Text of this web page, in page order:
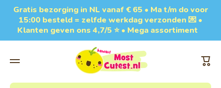
Doorgaan naar artikel
Gratis bezorging in NL vanaf € 65 • Ma t/m do voor
15:00 besteld = zelfde werkdag verzonden 💌 •
Klanten geven ons 4,7/5 ⭐ • Mega assortiment